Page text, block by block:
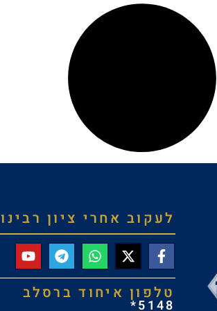
לעקוב אחרי ציון רבינו
טלפון איחוד ברסלב
5148*